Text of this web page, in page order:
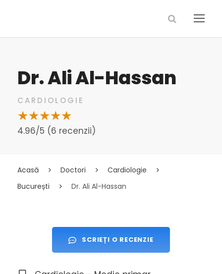
Dr. Ali Al-Hassan
CARDIOLOGIE
4.96/5 (6 recenzii)
Acasă Doctori
Cardiologie
București
Dr. Ali Al-Hassan
SCRIEȚI O RECENZIE